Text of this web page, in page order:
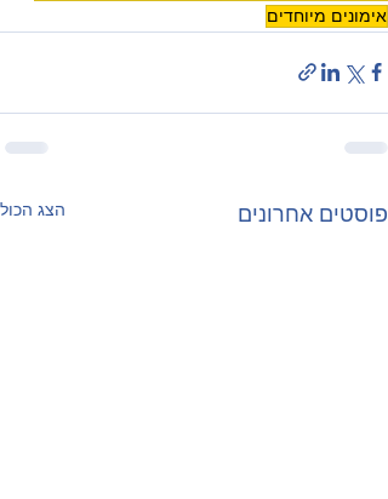
אימונים מיוחדים
פוסטים אחרונים הצג הכול